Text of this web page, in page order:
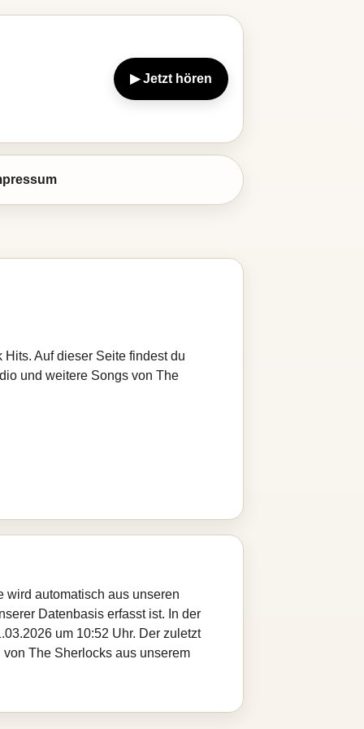
▶ Jetzt hören
Hits. Auf dieser Seite findest du
und weitere Songs von The
wird automatisch aus unseren
Datenbasis erfasst ist. In der
um 10:52 Uhr. Der zuletzt
The Sherlocks aus unserem